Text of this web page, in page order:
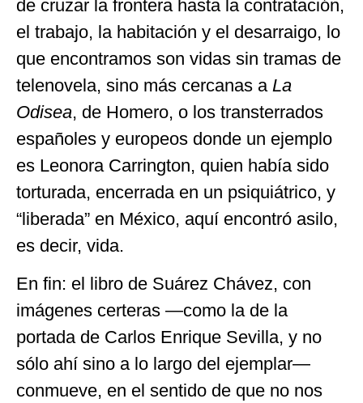
de cruzar la frontera hasta la contratación,
el trabajo, la habitación y el desarraigo, lo
que encontramos son vidas sin tramas de
telenovela, sino más cercanas a La
Odisea, de Homero, o los transterrados
españoles y europeos donde un ejemplo
es Leonora Carrington, quien había sido
torturada, encerrada en un psiquiátrico, y
“liberada” en México, aquí encontró asilo,
es decir, vida.
En fin: el libro de Suárez Chávez, con
imágenes certeras —como la de la
portada de Carlos Enrique Sevilla, y no
sólo ahí sino a lo largo del ejemplar—
conmueve, en el sentido de que no nos